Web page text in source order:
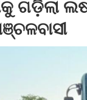
ଗଡ଼ିଲା